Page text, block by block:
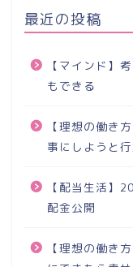
最近の投稿
【マインド】
もできる
【理想の働き
事にしようと
【配当生活】
配金公開
【理想の働き